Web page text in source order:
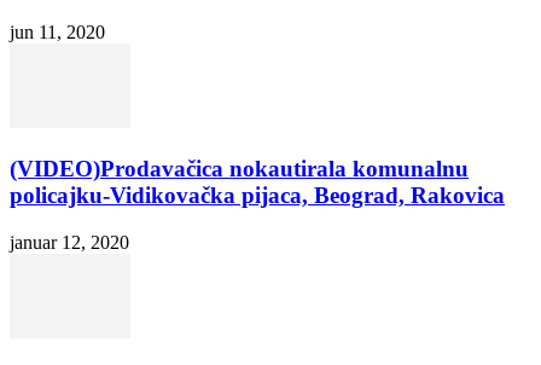
jun 11, 2020
(VIDEO)Prodavačica nokautirala komunalnu
policajku-Vidikovačka pijaca, Beograd, Rakovica
januar 12, 2020